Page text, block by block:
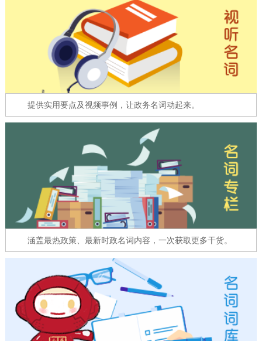
12345网上接诉即办 我要咨询 我要建议
参与调查 在线访谈 图说互动
图说北京 视频北京
ENGLISH 한국어 日本語
DEUTSCH FRANÇAIS РУССКИЙ ЯЗЫК
ESPAÑOL العربية PORTUGUÊS
ITALIANO
提供实用要点及视频事例，让政务名词动起来。
涵盖最热政策、最新时政名词内容，一次获取更多干货。